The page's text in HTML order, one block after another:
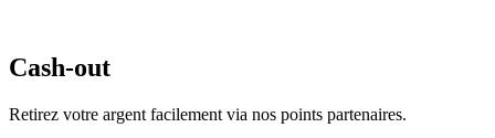
Cash-out
Retirez votre argent facilement via nos points partenaires.